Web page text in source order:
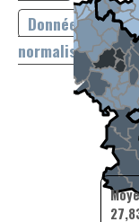
Données
normalisées